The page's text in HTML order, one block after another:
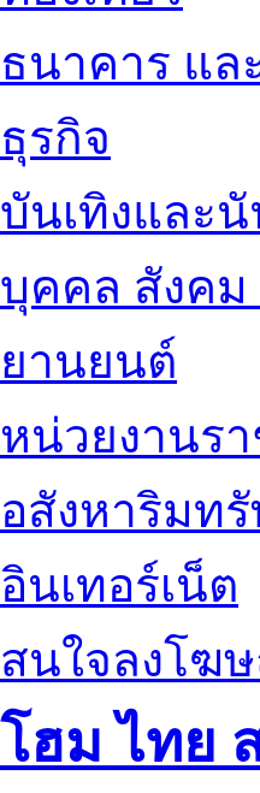
ธนาคาร แล
ธุรกิจ
บันเทิงและ
บุคคล สังค
ยานยนต์
หน่วยงานร
อสังหาริมท
อินเทอร์เน็ต
สนใจลงโฆ
โฮม ไทย